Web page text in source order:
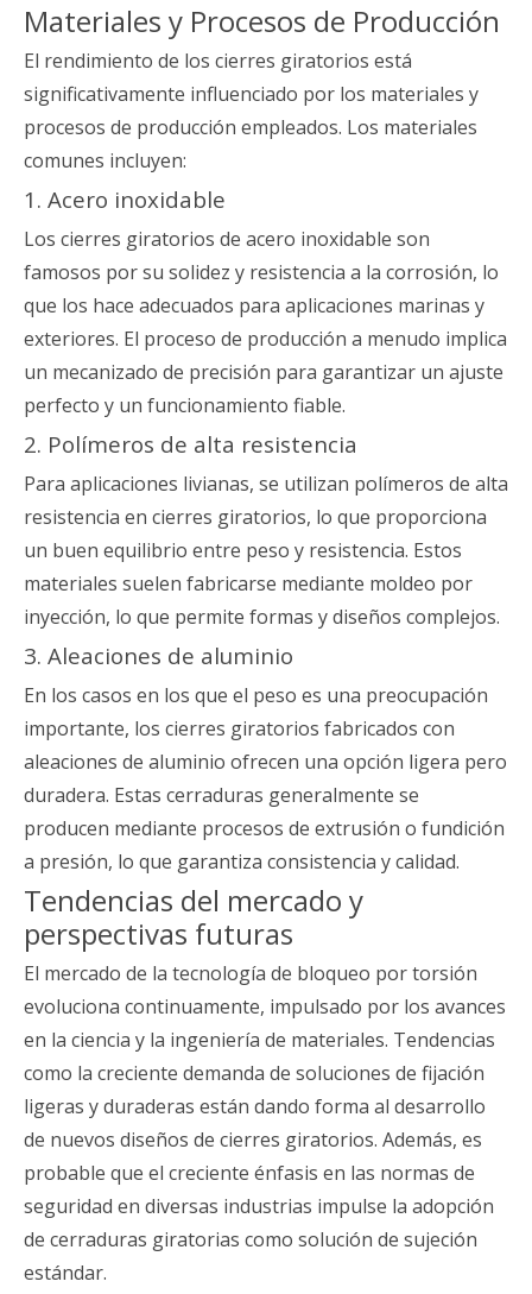
Materiales y Procesos de Producción
El rendimiento de los cierres giratorios está
significativamente influenciado por los materiales y
procesos de producción empleados. Los materiales
comunes incluyen:
1. Acero inoxidable
Los cierres giratorios de acero inoxidable son
famosos por su solidez y resistencia a la corrosión, lo
que los hace adecuados para aplicaciones marinas y
exteriores. El proceso de producción a menudo implica
un mecanizado de precisión para garantizar un ajuste
perfecto y un funcionamiento fiable.
2. Polímeros de alta resistencia
Para aplicaciones livianas, se utilizan polímeros de alta
resistencia en cierres giratorios, lo que proporciona
un buen equilibrio entre peso y resistencia. Estos
materiales suelen fabricarse mediante moldeo por
inyección, lo que permite formas y diseños complejos.
3. Aleaciones de aluminio
En los casos en los que el peso es una preocupación
importante, los cierres giratorios fabricados con
aleaciones de aluminio ofrecen una opción ligera pero
duradera. Estas cerraduras generalmente se
producen mediante procesos de extrusión o fundición
a presión, lo que garantiza consistencia y calidad.
Tendencias del mercado y
perspectivas futuras
El mercado de la tecnología de bloqueo por torsión
evoluciona continuamente, impulsado por los avances
en la ciencia y la ingeniería de materiales. Tendencias
como la creciente demanda de soluciones de fijación
ligeras y duraderas están dando forma al desarrollo
de nuevos diseños de cierres giratorios. Además, es
probable que el creciente énfasis en las normas de
seguridad en diversas industrias impulse la adopción
de cerraduras giratorias como solución de sujeción
estándar.